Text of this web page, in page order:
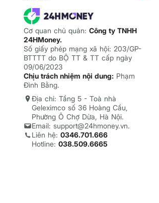
Cơ quan chủ quản: Công ty TNHH
24HMoney.
Số giấy phép mạng xã hội: 203/GP-
BTTTT do BỘ TT & TT cấp ngày
09/06/2023
Chịu trách nhiệm nội dung: Phạm
Đình Bằng.
Địa chỉ: Tầng 5 - Toà nhà
Geleximco số 36 Hoàng Cầu,
Phường Ô Chợ Dừa, Hà Nội.
Email: support@24hmoney.vn.
Liên hệ: 0346.701.666
Hotline: 038.509.6665